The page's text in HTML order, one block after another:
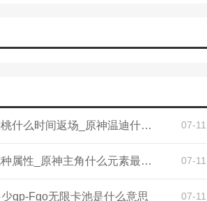
《原神》胡桃什么时间返场_原神温迪什么时候返场过 07-11
原神主角七种属性_原神主角什么元素最好刷 07-11
qp-Fgo无限卡池是什么意思 07-11